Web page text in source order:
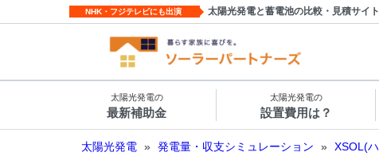
NHK・フジテレビにも出演 太陽光発電と蓄電池の比較・見積サイ
太陽光発電の
最新補助金
太陽光発電の
設置費用は？
太陽光発電 » 発電量・収支シミュレーション » XSOL(